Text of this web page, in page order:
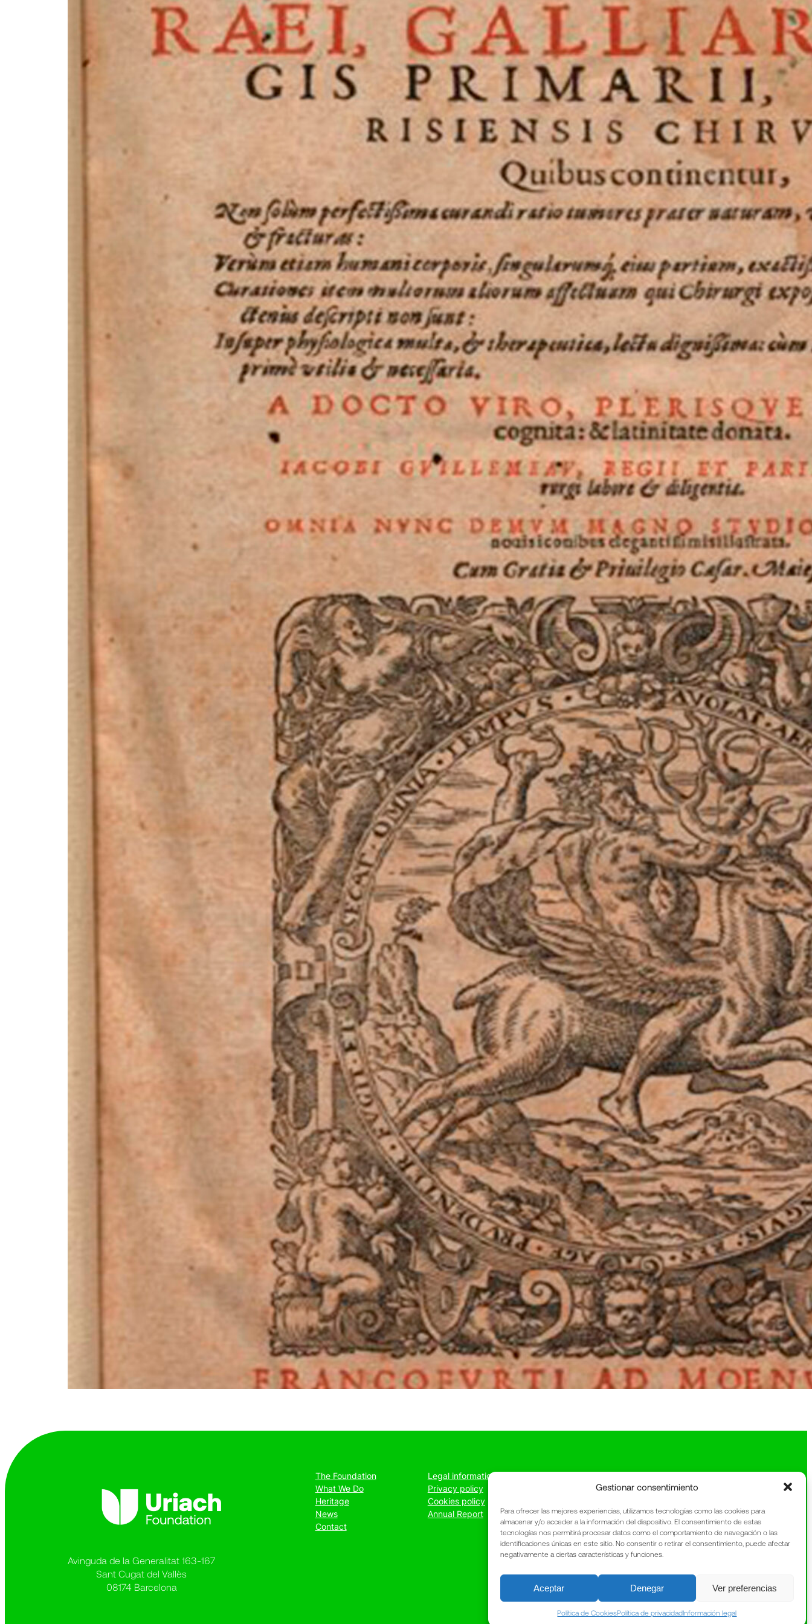
Gestionar consentimiento
Para ofrecer las mejores experiencias, utilizamos tecnologías como las cookies para
almacenar y/o acceder a la información del dispositivo. El consentimiento de estas
tecnologías nos permitirá procesar datos como el comportamiento de navegación o las
identificaciones únicas en este sitio. No consentir o retirar el consentimiento, puede afectar
negativamente a ciertas características y funciones.
Aceptar Denegar Ver preferencias
Política de CookiesPolítica de privacidadInformación legal
Jun 18, 2025 —by
Avinguda de la Generalitat 163-167
Sant Cugat del Vallès
08174 Barcelona
The Foundation
What We Do
Heritage
News
Contact
Legal information
Privacy policy
Cookies policy
Annual Report